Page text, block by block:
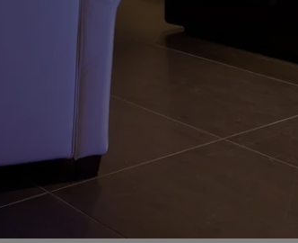
Iconic Design
serons présents au Cersaie 2026 avec des solutions
sur notre stand !
at Work –
Architect at Work –